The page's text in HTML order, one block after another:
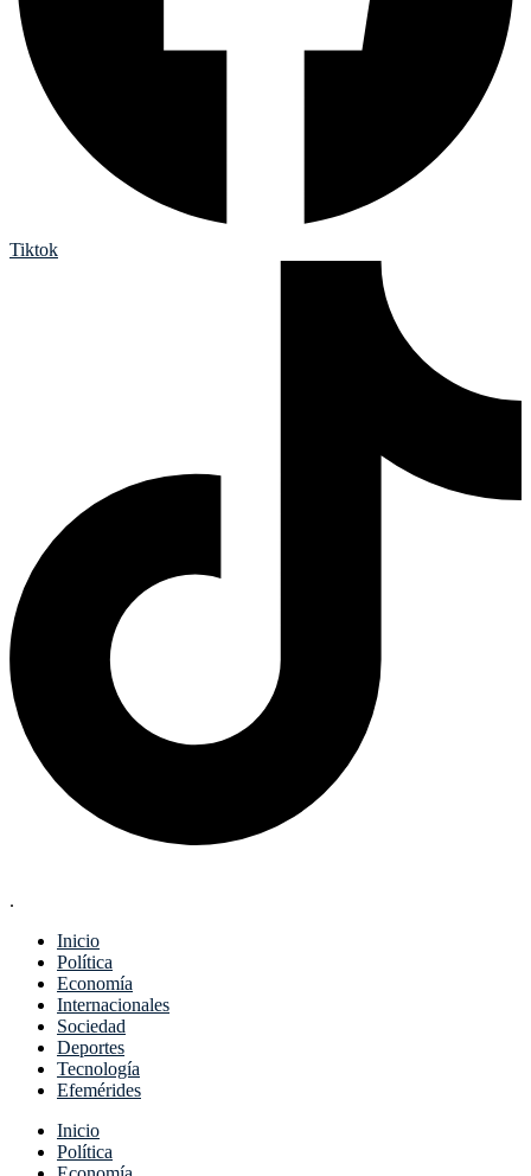
Tiktok
.
Inicio
Política
Economía
Internacionales
Sociedad
Deportes
Tecnología
Efemérides
Menu
Inicio
Política